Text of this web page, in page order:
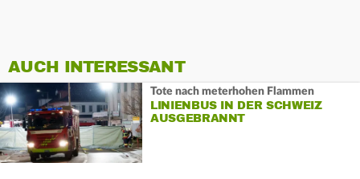
AUCH INTERESSANT
Tote nach meterhohen Flammen
LINIENBUS IN DER SCHWEIZ
AUSGEBRANNT